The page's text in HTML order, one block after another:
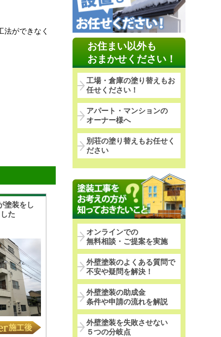
法ができなく
塗装をし
した
お住まい以外も
おまかせください！
工場・倉庫の塗り替えもお
任せください！
アパート・マンションの
オーナー様へ
別荘の塗り替えもお任せく
ださい
オンラインでの
無料相談・ご提案を実施
外壁塗装のよくある質問で
不安や疑問を解決！
外壁塗装の助成金
条件や申請の流れを解説
外壁塗装を失敗させない
５つの分岐点